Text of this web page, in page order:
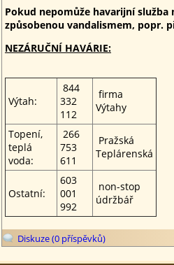
Pokud nepomůže havarijní služba
způsobenou vandalismem, popr.
NEZÁRUČNÍ HAVÁRIE:
Výtah:
844
332
112
firma
Výtahy
Topení,
teplá
voda:
266
753
611
Pražská
Teplárenská
Ostatní:
603
001
992
non-stop
údržbář
Diskuze (0 příspěvků)